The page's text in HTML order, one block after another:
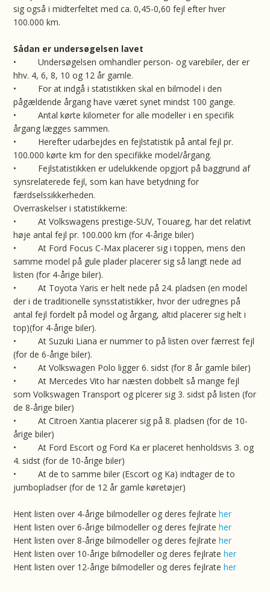
sig også i midterfeltet med ca. 0,45-0,60 fejl efter hver
100.000 km.
Sådan er undersøgelsen lavet
• Undersøgelsen omhandler person- og varebiler, der er
hhv. 4, 6, 8, 10 og 12 år gamle.
• For at indgå i statistikken skal en bilmodel i den
pågældende årgang have været synet mindst 100 gange.
• Antal kørte kilometer for alle modeller i en specifik
årgang lægges sammen.
• Herefter udarbejdes en fejlstatistik på antal fejl pr.
100.000 kørte km for den specifikke model/årgang.
• Fejlstatistikken er udelukkende opgjort på baggrund af
synsrelaterede fejl, som kan have betydning for
færdselssikkerheden.
Overraskelser i statistikkerne:
• At Volkswagens prestige-SUV, Touareg, har det relativt
høje antal fejl pr. 100.000 km (for 4-årige biler)
• At Ford Focus C-Max placerer sig i toppen, mens den
samme model på gule plader placerer sig så langt nede ad
listen (for 4-årige biler).
• At Toyota Yaris er helt nede på 24. pladsen (en model
der i de traditionelle synsstatistikker, hvor der udregnes på
antal fejl fordelt på model og årgang, altid placerer sig helt i
top)(for 4-årige biler).
• At Suzuki Liana er nummer to på listen over færrest fejl
(for de 6-årige biler).
• At Volkswagen Polo ligger 6. sidst (for 8 år gamle biler)
• At Mercedes Vito har næsten dobbelt så mange fejl
som Volkswagen Transport og plcerer sig 3. sidst på listen (for
de 8-årige biler)
• At Citroen Xantia placerer sig på 8. pladsen (for de 10-
årige biler)
• At Ford Escort og Ford Ka er placeret henholdsvis 3. og
4. sidst (for de 10-årige biler)
• At de to samme biler (Escort og Ka) indtager de to
jumbopladser (for de 12 år gamle køretøjer)
Hent listen over 4-årige bilmodeller og deres fejlrateher
Hent listen over 6-årige bilmodeller og deres fejlrateher
Hent listen over 8-årige bilmodeller og deres fejlrateher
Hent listen over 10-årige bilmodeller og deres fejlrateher
Hent listen over 12-årige bilmodeller og deres fejlrateher